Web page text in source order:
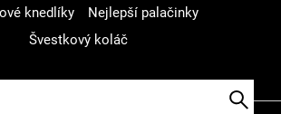
knedlíky
Nejlepší palačinky
Švestkový koláč